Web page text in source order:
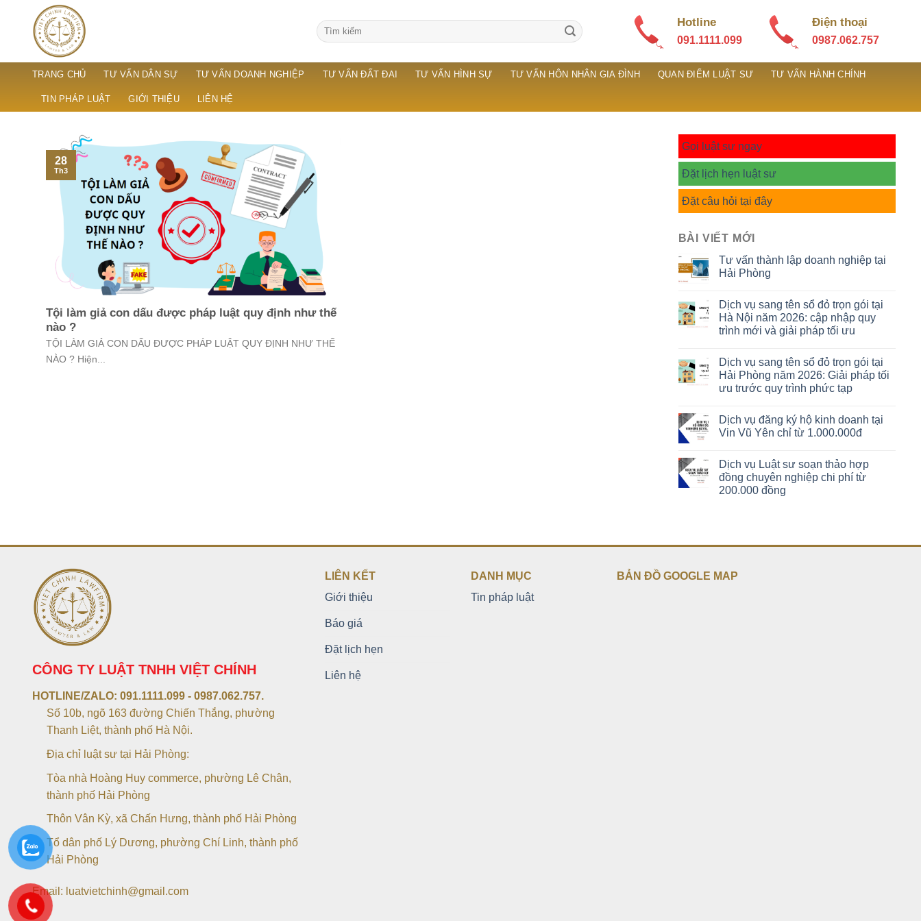
content
Hotline
091.1111.099
Điện thoại
0987.062.757
TRANG CHỦ TƯ VẤN DÂN SỰ TƯ VẤN DOANH NGHIỆP TƯ VẤN ĐẤT ĐAI TƯ VẤN HÌNH SỰ TƯ VẤN HÔN NHÂN GIA ĐÌNH QUAN ĐIỂM LUẬT SƯ TƯ VẤN HÀNH CHÍNH
TIN PHÁP LUẬT GIỚI THIỆU LIÊN HỆ
Tội làm giả con dấu được pháp luật quy định như thế
nào ?
TỘI LÀM GIẢ CON DẤU ĐƯỢC PHÁP LUẬT QUY ĐỊNH NHƯ THẾ
NÀO ? Hiện...
28
Th3
Gọi luật sư ngay
Đặt lịch hẹn luật sư
Đặt câu hỏi tại đây
BÀI VIẾT MỚI
Tư vấn thành lập doanh nghiệp tại
Hải Phòng
Dịch vụ sang tên sổ đỏ trọn gói tại
Hà Nội năm 2026: cập nhập quy
trình mới và giải pháp tối ưu
Dịch vụ sang tên sổ đỏ trọn gói tại
Hải Phòng năm 2026: Giải pháp tối
ưu trước quy trình phức tạp
Dịch vụ đăng ký hộ kinh doanh tại
Vin Vũ Yên chỉ từ 1.000.000đ
Dịch vụ Luật sư soạn thảo hợp
đồng chuyên nghiệp chi phí từ
200.000 đồng
CÔNG TY LUẬT TNHH VIỆT CHÍNH
HOTLINE/ZALO: 091.1111.099 - 0987.062.757.
Số 10b, ngõ 163 đường Chiến Thắng, phường
Thanh Liệt, thành phố Hà Nội.
Địa chỉ luật sư tại Hải Phòng:
Tòa nhà Hoàng Huy commerce, phường Lê Chân,
thành phố Hải Phòng
Thôn Vân Kỳ, xã Chấn Hưng, thành phố Hải Phòng
Tổ dân phố Lý Dương, phường Chí Linh, thành phố
Hải Phòng
Email: luatvietchinh@gmail.com
LIÊN KẾT
Giới thiệu
Báo giá
Đặt lịch hẹn
Liên hệ
DANH MỤC
Tin pháp luật
BẢN ĐỒ GOOGLE MAP